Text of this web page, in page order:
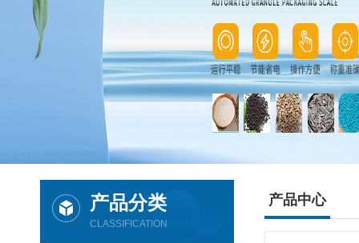
产品分类
CLASSIFICATION
产品中心